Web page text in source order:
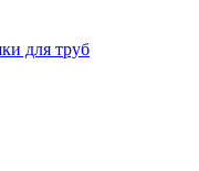
для труб